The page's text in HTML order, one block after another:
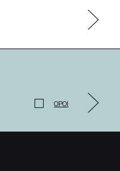
ΟΡΟΙ